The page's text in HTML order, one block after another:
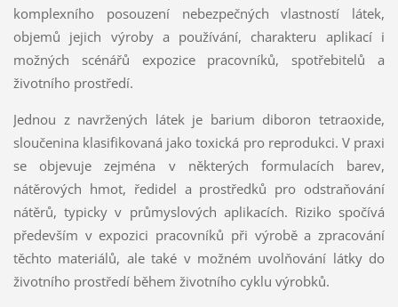
komplexního posouzení nebezpečných vlastností látek,
objemů jejich výroby a používání, charakteru aplikací i
možných scénářů expozice pracovníků, spotřebitelů a
životního prostředí.
Jednou z navržených látek je barium diboron tetraoxide,
sloučenina klasifikovaná jako toxická pro reprodukci. V praxi
se objevuje zejména v některých formulacích barev,
nátěrových hmot, ředidel a prostředků pro odstraňování
nátěrů, typicky v průmyslových aplikacích. Riziko spočívá
především v expozici pracovníků při výrobě a zpracování
těchto materiálů, ale také v možném uvolňování látky do
životního prostředí během životního cyklu výrobků.